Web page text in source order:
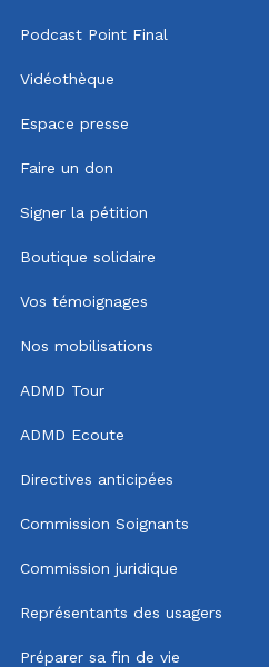
Podcast Point Final
Vidéothèque
Espace presse
Faire un don
Signer la pétition
Boutique solidaire
Vos témoignages
Nos mobilisations
ADMD Tour
ADMD Ecoute
Directives anticipées
Commission Soignants
Commission juridique
Représentants des usagers
Préparer sa fin de vie